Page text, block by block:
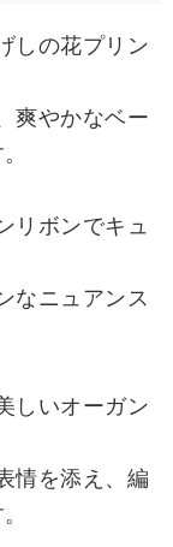
しの花プリン
爽やかなベー
リボンでキュ
なニュアンス
しいオーガン
情を添え、編